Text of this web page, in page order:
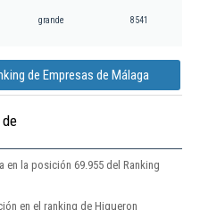
grande 8541
de Empresas de Málaga
en la posición 69.955 del Ranking
en el ranking de Higueron